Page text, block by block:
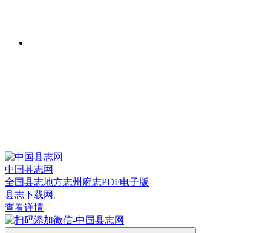
中国县志网
全国县志地方志州府志PDF电子版
县志下载网。
查看详情